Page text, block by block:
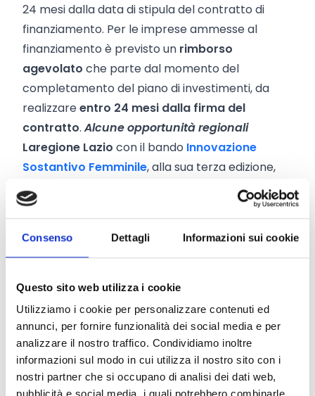
Consenso Dettagli Informazioni sui cookie
Questo sito web utilizza i cookie
Utilizziamo i cookie per personalizzare contenuti ed
annunci, per fornire funzionalità dei social media e per
analizzare il nostro traffico. Condividiamo inoltre
informazioni sul modo in cui utilizza il nostro sito con i
nostri partner che si occupano di analisi dei dati web,
24 mesi dalla data di stipula del contratto di
finanziamento. Per le imprese ammesse al
finanziamento è previsto un rimborso
agevolato che parte dal momento del
completamento del piano di investimenti, da
realizzareentro 24 mesi dalla firma del
contratto.Alcune opportunità regionali
Laregione Lazio con il bando Innovazione
Sostantivo Femminile, alla sua terza edizione,
vuole supportare la nascita e lo sviluppo di idee
e progetti imprenditoriali innovativi da parte
valorizzazione del capitale umano femminile.
realizzazione di nuovi prodotti o servizi tramite
l’utilizzo delle nuove tecnologie e che siano
coerenti con le aree di specializzazione della
Smart Specialization Strategy regionale (ossia
Scienze della vita e benessere, Energia e
ambiente, Agroalimentare, Mobilità sostenibile,